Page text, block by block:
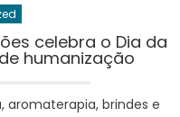
celebra o Dia da
humanização
aromaterapia, brindes e